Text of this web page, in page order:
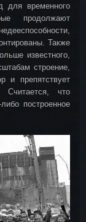
для временного
продолжают
Также
известного,
строение,
и препятствует
Считается, что
построенное